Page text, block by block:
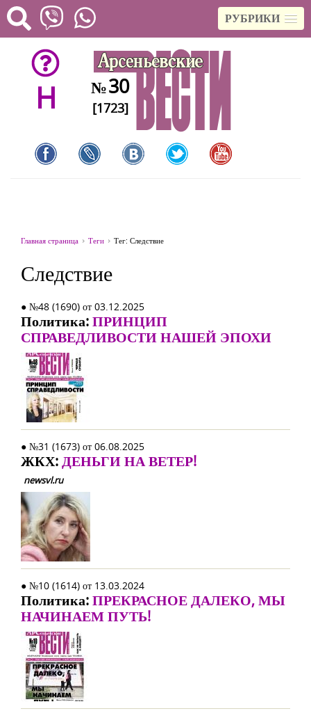
РУБРИКИ
H №30
[1723]
Главная страница Теги Тег: Следствие
Следствие
● №48 (1690) от 03.12.2025
Политика:ПРИНЦИП
СПРАВЕДЛИВОСТИ НАШЕЙ ЭПОХИ
● №31 (1673) от 06.08.2025
ЖКХ:ДЕНЬГИ НА ВЕТЕР!
newsvl.ru
● №10 (1614) от 13.03.2024
Политика:ПРЕКРАСНОЕ ДАЛЕКО, МЫ
НАЧИНАЕМ ПУТЬ!